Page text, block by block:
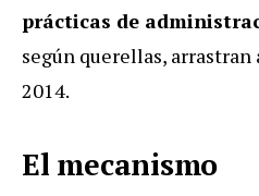
prácticas de
según querellas, arrastran
2014.
El mecanismo